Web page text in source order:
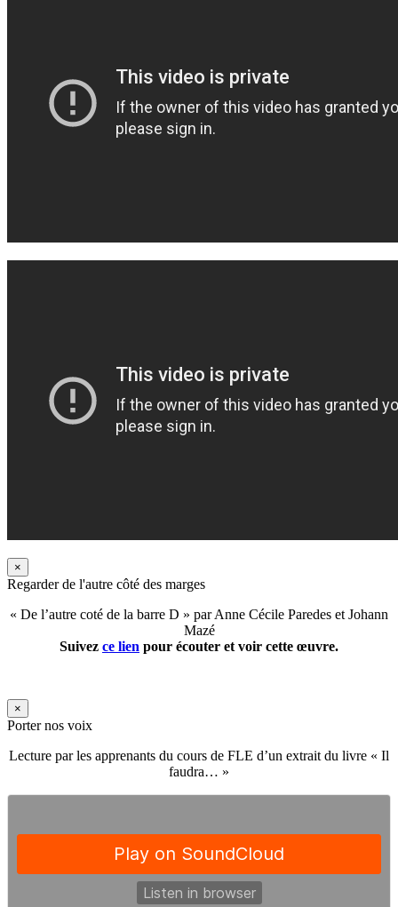
×
Regarder de l'autre côté des marges
« De l’autre coté de la barre D » par Anne Cécile Paredes et Johann
Mazé
Suivez ce lien pour écouter et voir cette œuvre.
×
Porter nos voix
Lecture par les apprenants du cours de FLE d’un extrait du livre « Il
faudra… »